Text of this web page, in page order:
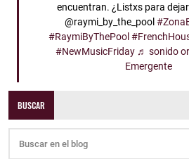
encuentran. ¿Listxs para
@raymi_by_the_pool
#RaymiByThePool
#NewMusicFriday ♬ sonido
Emergente
BUSCAR